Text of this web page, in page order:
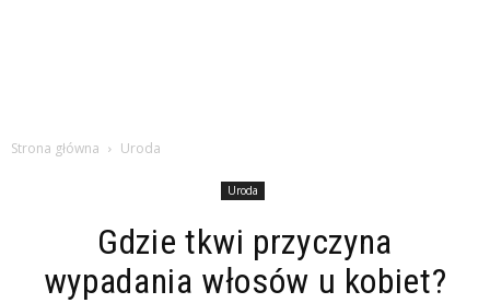
Strona główna Uroda
Uroda
Gdzie tkwi przyczyna
wypadania włosów u kobiet?